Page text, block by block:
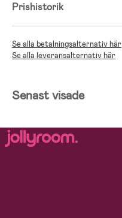
Prishistorik
Se alla betalningsalternativ här
Se alla leveransalternativ här
Senast visade